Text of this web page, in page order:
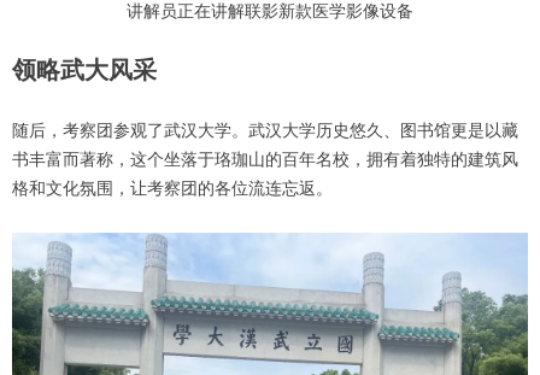
讲解员正在讲解联影新款医学影像设备
领略武大风采
随后，考察团参观了武汉大学。武汉大学历史悠久、图书馆更是以藏
书丰富而著称，这个坐落于珞珈山的百年名校，拥有着独特的建筑风
格和文化氛围，让考察团的各位流连忘返。